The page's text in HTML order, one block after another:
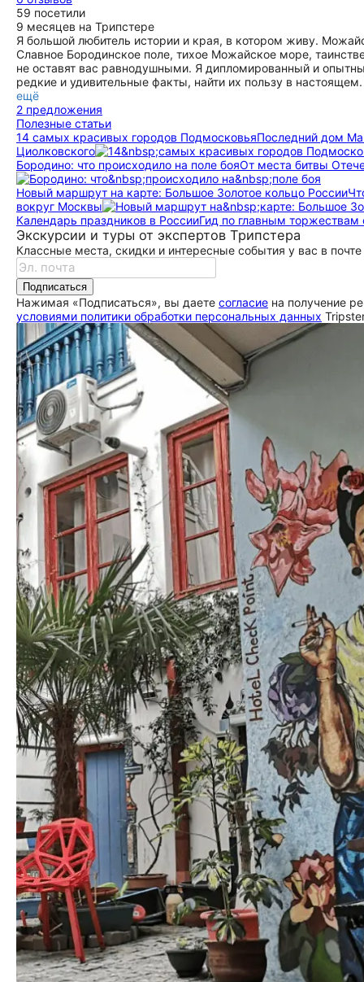
материалов подзорную трубу и прикинутся орлами, даже
двуглавыми. Самая главная благодарность Яну за "свободу
во времени и пространстве"! Рекомендуем квест семьям и
компаниям, готовым к вдохновению и открытиям!
ещё
59 посетили
9 месяцев на Трипстере
Я большой любитель истории и края, в котором живу.
Славное Бородинское поле, тихое Можайское море,
не оставят вас равнодушными. Я дипломированный и
редкие и удивительные факты, найти их пользу в
ещё
2 предложения
Полезные статьи
14 самых красивых городов ПодмосковьяПоследний дом
Циолковского
Бородино: что происходило на поле бояОт места битвы
Новый маршрут на карте: Большое Золотое кольцо России
вокруг Москвы
Календарь праздников в РоссииГид по главным
Экскурсии и туры от экспертов Трипстера
Классные места, скидки и интересные события у вас в почте
Подписаться
Нажимая «Подписаться», вы даете согласие на получение
условиями политики обработки персональных данных